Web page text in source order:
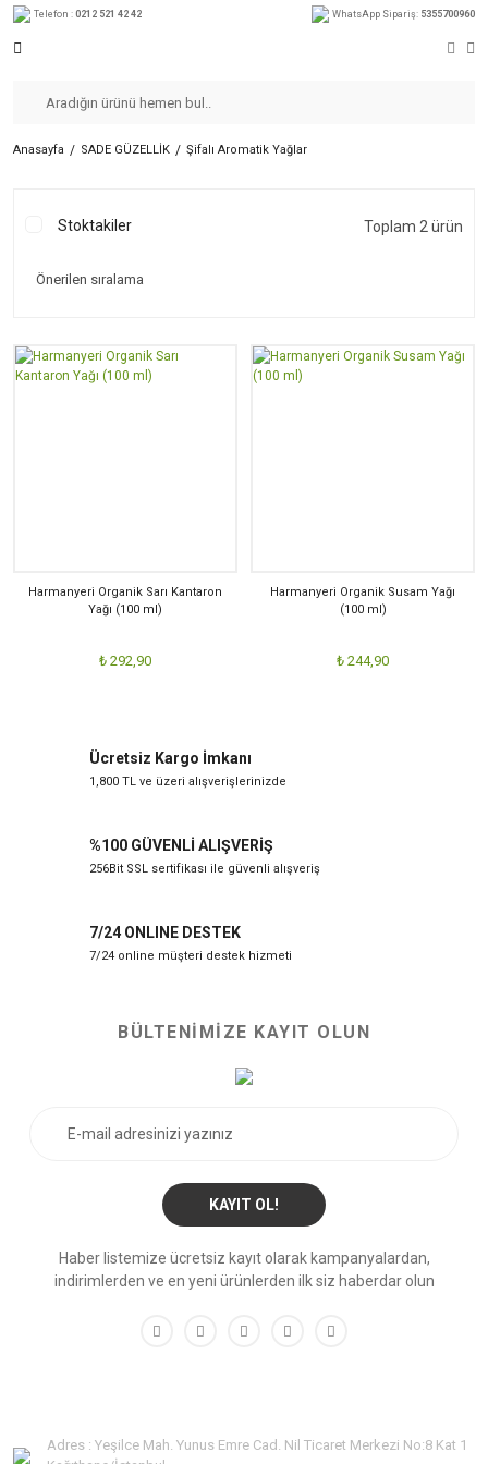
Telefon : 0212 521 42 42 WhatsApp Sipariş: 5355700960
Anasayfa SADE GÜZELLİK Şifalı Aromatik Yağlar
Stoktakiler Toplam 2 ürün
Harmanyeri Organik Sarı Kantaron
Yağı (100 ml)
₺ 292,90
Harmanyeri Organik Susam Yağı
(100 ml)
₺ 244,90
Ücretsiz Kargo İmkanı
1,800 TL ve üzeri alışverişlerinizde
%100 GÜVENLİ ALIŞVERİŞ
256Bit SSL sertifikası ile güvenli alışveriş
7/24 ONLINE DESTEK
7/24 online müşteri destek hizmeti
BÜLTENİMİZE KAYIT OLUN
KAYIT OL!
Haber listemize ücretsiz kayıt olarak kampanyalardan,
indirimlerden ve en yeni ürünlerden ilk siz haberdar olun
Adres : Yeşilce Mah. Yunus Emre Cad. Nil Ticaret Merkezi No:8 Kat 1